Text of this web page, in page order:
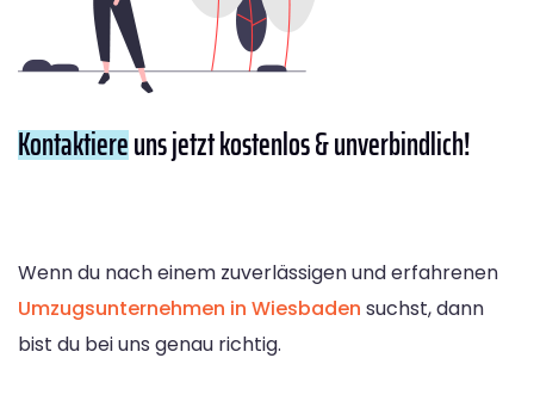
Kontaktiereuns jetzt kostenlos & unverbindlich!
Wenn du nach einem zuverlässigen und erfahrenen
Umzugsunternehmen in Wiesbaden suchst, dann
bist du bei uns genau richtig.